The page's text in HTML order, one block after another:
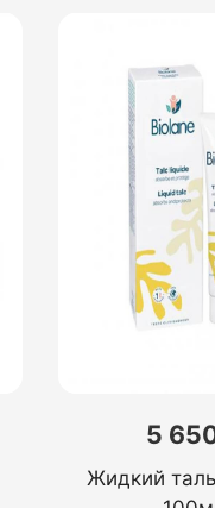
5
Жидкий